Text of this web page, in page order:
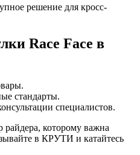
решение для кросс-
Race Face в
стандарты.
специалистов.
которому важна
в КРУТИ и катайтесь